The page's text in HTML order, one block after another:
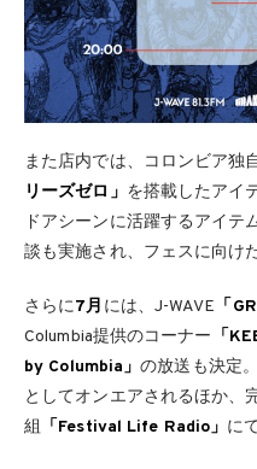
また店内では、コロンビア独
リーズゼロ」 を搭載したアイ
ドアシーンに活躍するアイテ
談も実施され、フェスに向け
さらに7月 には、J-WAVE 「
Columbia提供のコーナー 「
by Columbia」の放送も決定
としてオンエアされるほか
組 「Festival Life Radio」 に